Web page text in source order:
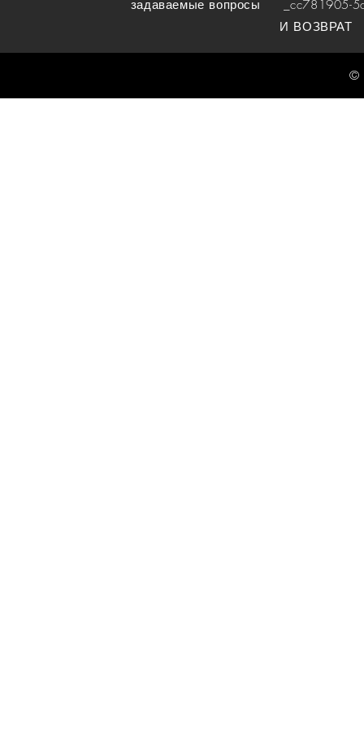
задаваемые вопросы _cc781905-
И ВОЗВРАТ
©